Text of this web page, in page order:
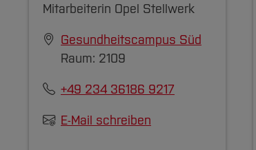
Mitarbeiterin Opel Stellwerk
Gesundheitscampus Süd
Raum: 2109
+49 234 36186 9217
E-Mail schreiben